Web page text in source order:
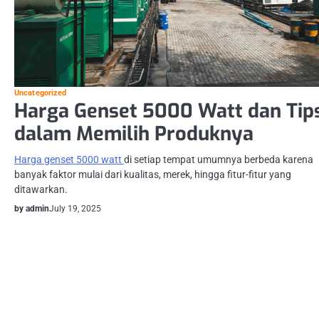
Uncategorized
Harga Genset 5000 Watt dan
dalam Memilih Produknya
Harga genset 5000 watt di setiap tempat umumnya berbeda karena
banyak faktor mulai dari kualitas, merek, hingga fitur-fitur yang
ditawarkan.
by adminJuly 19, 2025